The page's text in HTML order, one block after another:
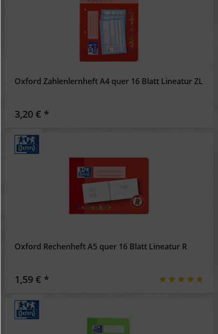
Oxford Zahlenlernheft A4 quer 16 Blatt Lineatur ZL
3,20 € *
Oxford Rechenheft A5 quer 16 Blatt Lineatur R
1,59 € *